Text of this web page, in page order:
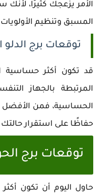
الأمر يزعجك كثيرًا،
المسبق وتنظيم
توقعات برج
قد تكون أكثر حساسية
المرتبطة بالجهاز
الحساسية، فمن الأفضل
حفاظًا على استقرار
توقعات برج
حاول اليوم أن تكون